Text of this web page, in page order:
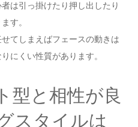
は引っ掛けたり押し出したり
す。
てしまえばフェースの動きは
にくい性質があります。
型と相性が良
スタイルは